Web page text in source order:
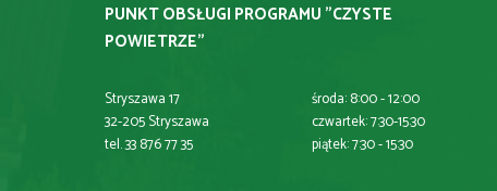
PUNKT OBSŁUGI PROGRAMU "CZYSTE
POWIETRZE"
Stryszawa 17
32-205 Stryszawa
tel. 33 876 77 35
środa: 8:00 - 12:00
czwartek: 7:30-15:30
piątek: 7:30 - 15:30